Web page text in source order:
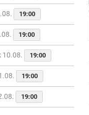
19:00
19:00
10.08. 19:00
19:00
19:00